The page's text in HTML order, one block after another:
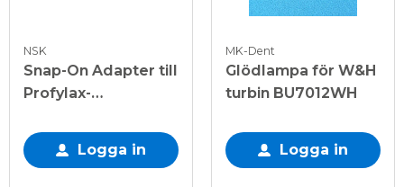
NSK
Snap-On Adapter till
Profylax-
Logga in
MK-Dent
Glödlampa för W&H
turbin BU7012WH
Logga in